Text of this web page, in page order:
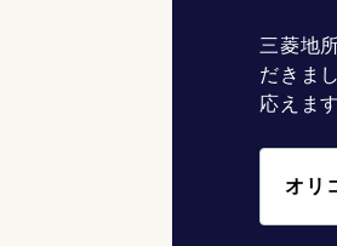
三菱地
だきま
応えます
オリ